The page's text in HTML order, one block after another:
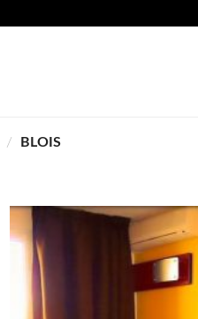
/
BLOIS